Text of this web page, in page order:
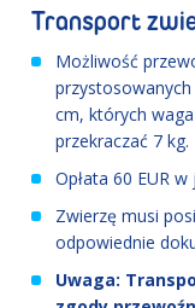
Transport
Możliwość
cm, których
przekraczać 7 kg.
Opłata 60 EUR
Zwierzę musi
odpowiednie
Uwaga: